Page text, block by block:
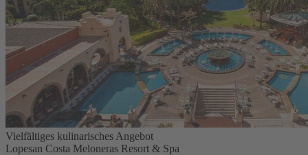
Vielfältiges kulinarisches Angebot
Lopesan Costa Meloneras Resort & Spa